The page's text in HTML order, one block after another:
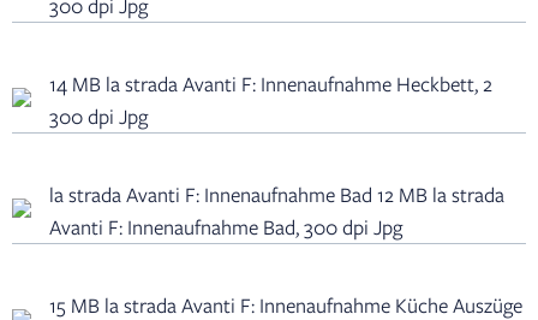
14 MB la strada Avanti F: Innenaufnahme Heckbett, 2
300 dpi Jpg
la strada Avanti F: Innenaufnahme Bad 12 MB la strada
Avanti F: Innenaufnahme Bad, 300 dpi Jpg
15 MB la strada Avanti F: Innenaufnahme Küche Auszüge